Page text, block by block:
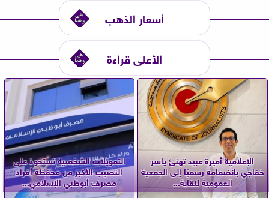
أسعار الذهب
الأعلى قراءة
الإعلامية أميرة عبيد تهنئ ياسر
خفاجي بانضمامه رسميًا إلى الجمعية
العمومية لنقابة...
التمويلات الشخصية تستحوذ على
النصيب الأكبر من محفظة أفراد
مصرف أبوظبي الإسلامي...